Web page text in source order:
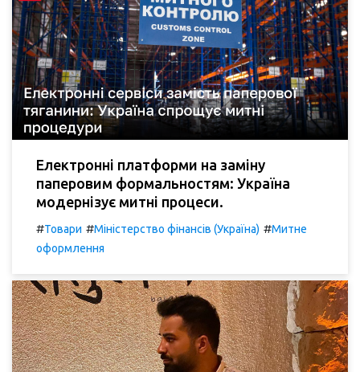
Електронні платформи на заміну
паперовим формальностям: Україна
модернізує митні процеси.
#Товари #Міністерство фінансів (Україна) #Митне
оформлення